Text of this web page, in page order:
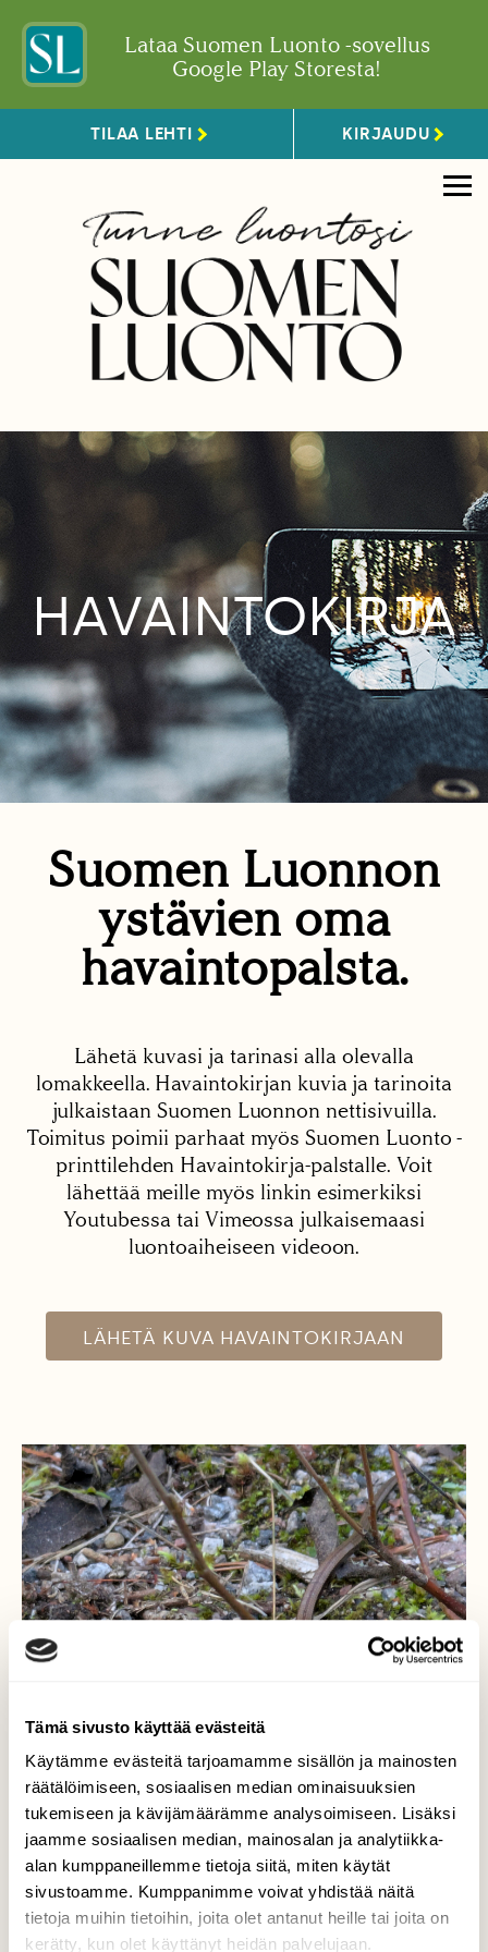
Tämä sivusto käyttää evästeitä
Käytämme evästeitä tarjoamamme sisällön ja mainosten
räätälöimiseen, sosiaalisen median ominaisuuksien
tukemiseen ja kävijämäärämme analysoimiseen. Lisäksi
jaamme sosiaalisen median, mainosalan ja analytiikka-
alan kumppaneillemme tietoja siitä, miten käytät
sivustoamme. Kumppanimme voivat yhdistää näitä
tietoja muihin tietoihin, joita olet antanut heille tai joita on
kerätty, kun olet käyttänyt heidän palvelujaan.
Lataa Suomen Luonto -sovellus
Google Play Storesta!
TILAA LEHTI KIRJAUDU
HAVAINTOKIRJA
Suomen Luonnon
ystävien oma
havaintopalsta.
Lähetä kuvasi ja tarinasi alla olevalla
lomakkeella. Havaintokirjan kuvia ja tarinoita
julkaistaan Suomen Luonnon nettisivuilla.
Toimitus poimii parhaat myös Suomen Luonto -
printtilehden Havaintokirja-palstalle. Voit
lähettää meille myös linkin esimerkiksi
Youtubessa tai Vimeossa julkaisemaasi
luontoaiheiseen videoon.
LÄHETÄ KUVA HAVAINTOKIRJAAN